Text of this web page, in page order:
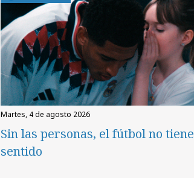
martes, 4 de agosto 2026
Sin las personas, el fútbol no tiene
sentido